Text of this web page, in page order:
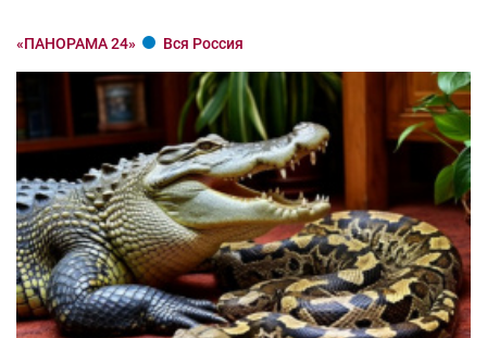
«ПАНОРАМА 24» Вся Россия